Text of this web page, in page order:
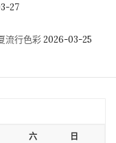
27
流行色彩 2026-03-25
六 日